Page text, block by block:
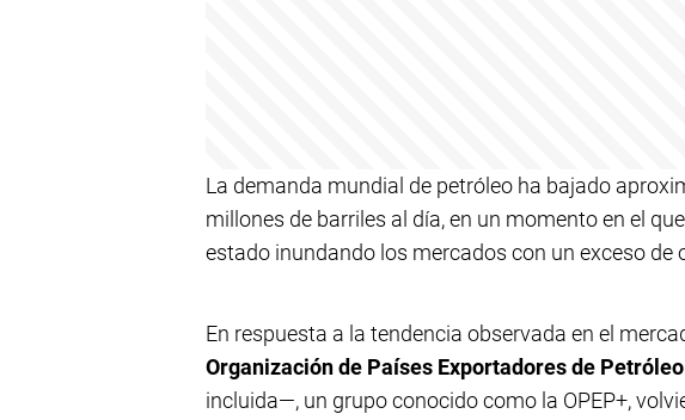
La demanda mundial de petróleo ha bajado
millones de barriles al día, en un momento en el
estado inundando los mercados con un exceso de
En respuesta a la tendencia observada en el
Organización de Países Exportadores de Petróleo
incluida—, un grupo conocido como la OPEP+,